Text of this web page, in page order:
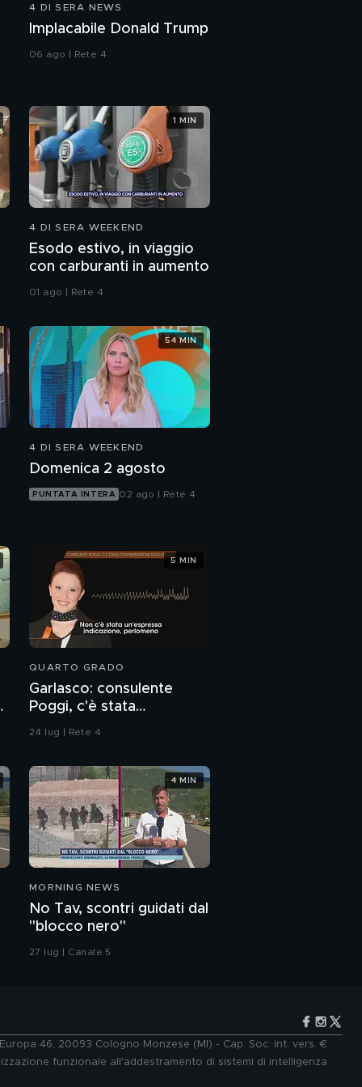
Le parole di un amico
L'AIRC e l'impegno per
i malati di cancro
Crostata con i biscotti
4 DI SERA NEWS
Implacabile Donald Trump
06 ago | Rete 4
4 DI SERA WEEKEND
Esodo estivo, in viaggio
con carburanti in aumento
01 ago | Rete 4
1 MIN
4 DI SERA WEEKEND
Domenica 2 agosto
PUNTATA INTERA 02 ago | Rete 4
54 MIN
QUARTO GRADO
Garlasco: consulente
Poggi, c'è stata
contaminazione sulle
24 lug | Rete 4
5 MIN
MORNING NEWS
No Tav, scontri guidati dal
"blocco nero"
27 lug | Canale 5
4 MIN
46, 20093 Cologno Monzese (MI) - Cap. Soc. int. vers. €
funzionale all'addestramento di sistemi di intelligenza